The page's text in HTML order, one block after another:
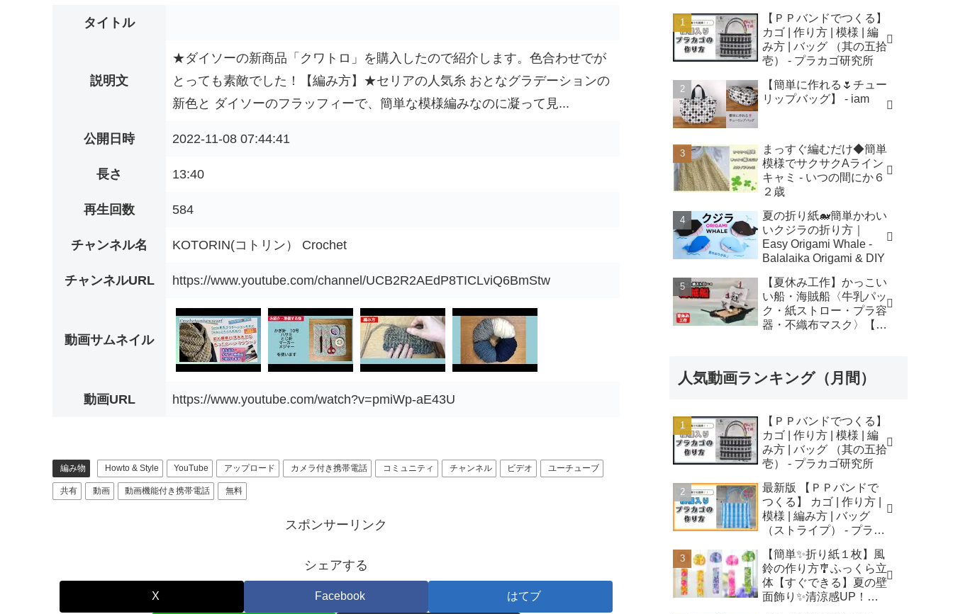
タイトル
説明文
★ダイソーの新商品「クワトロ」を購入したので紹介します。色合わせでが
とっても素敵でした！【編み方】★セリアの人気糸 おとなグラデーションの
新色と ダイソーのフラッフィーで、簡単な模様編みなのに凝って見...
公開日時 2022-11-08 07:44:41
長さ 13:40
再生回数 584
チャンネル名 KOTORIN(コトリン） Crochet
チャンネルURL https://www.youtube.com/channel/UCB2R2AEdP8TICLviQ6BmStw
動画サムネイル
動画URL https://www.youtube.com/watch?v=pmiWp-aE43U
編み物 Howto & Style YouTube アップロード カメラ付き携帯電話 コミュニティ チャンネル ビデオ ユーチューブ
共有 動画 動画機能付き携帯電話 無料
スポンサーリンク
シェアする
X Facebook はてブ
【ＰＰバンドでつくる】
カゴ | 作り方 | 模様 | 編
み方 | バッグ （其の五拾
壱） - プラカゴ研究所
【簡単に作れる🌷チュー
リップバッグ】 - iam
まっすぐ編むだけ◆簡単
模様でサクサクAライン
キャミ - いつの間にか６
２歳
夏の折り紙🐋簡単かわい
いクジラの折り方｜
Easy Origami Whale -
Balalaika Origami & DIY
【夏休み工作】かっこい
い船・海賊船〈牛乳パッ
ク・紙ストロー・プラ容
器・不織布マスク〉【自
人気動画ランキング（月間）
【ＰＰバンドでつくる】
カゴ | 作り方 | 模様 | 編
み方 | バッグ （其の五拾
壱） - プラカゴ研究所
最新版 【ＰＰバンドで
つくる】 カゴ | 作り方 |
模様 | 編み方 | バッグ
（ストライプ） - プラカ
【簡単✨折り紙１枚】風
鈴の作り方🎐ふっくら立
体【すぐできる】夏の壁
面飾り✨清涼感UP！無